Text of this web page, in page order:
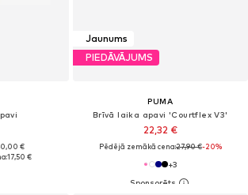
€
17,50 €
Jaunums
PIEDĀVĀJUMS
PUMA
Brīvā laika apavi 'Courtflex V3'
22,32 €
Pēdējā zemākā cena:27,90 €-20%
+3